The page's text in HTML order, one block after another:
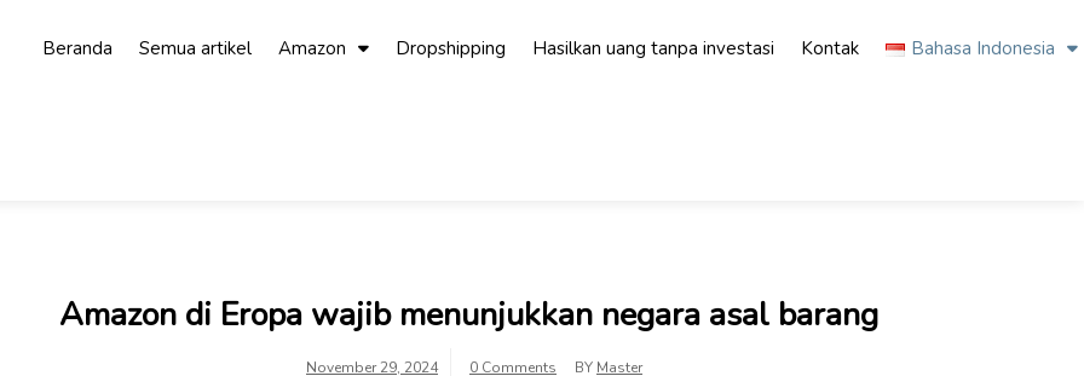
Beranda Semua artikel Amazon Dropshipping Hasilkan uang tanpa investasi Kontak Bahasa Indonesia
Amazon di Eropa wajib menunjukkan negara asal barang
November 29, 2024 0 Comments BY Master